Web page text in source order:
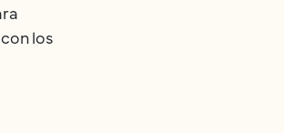
los